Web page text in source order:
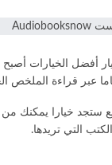
أفضل الخيارات
عبر قراءة الملخص
التي تريدها.